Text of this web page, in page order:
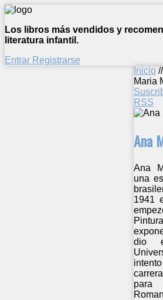
Los libros más vendidos y
literatura infantil.
Entrar Registrarse
Inicio //
Maria
RSS
Ana
Ana
una
1941
dio
para